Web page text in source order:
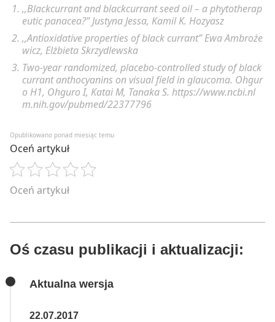
,,Blackcurrant and blackcurrant seed oil – a phytotherap
eutic panacea?” Justyna Jessa, Kamil K. Hozyasz
,,Antioxidative properties of black currant” Ewa Ambroże
wicz, Elżbieta Skrzydlewska
Two-year randomized, placebo-controlled study of black
currant anthocyanins on visual field in glaucoma. Ohgur
o H1, Ohguro I, Katai M, Tanaka S. https://www.ncbi.nl
m.nih.gov/pubmed/22377796
Opublikowano ponad miesiąc temu
Oceń artykuł
Oceń artykuł
Oś czasu publikacji i aktualizacji:
Aktualna wersja
22.07.2017